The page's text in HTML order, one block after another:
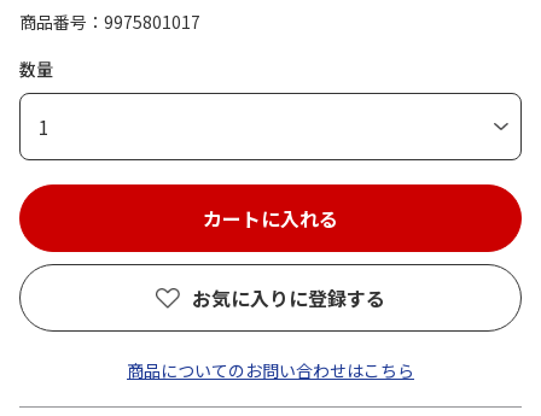
商品番号
9975801017
数量
1
お気に入りに登録する
商品についてのお問い合わせはこちら